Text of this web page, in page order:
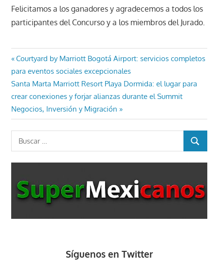
Felicitamos a los ganadores y agradecemos a todos los
participantes del Concurso y a los miembros del Jurado.
Navegación
de
entradas
Entrada
anterior:
Courtyard by Marriott Bogotá Airport: servicios completos
para eventos sociales excepcionales
Entrada
siguiente:
Santa Marta Marriott Resort Playa Dormida: el lugar para
crear conexiones y forjar alianzas durante el Summit
Negocios, Inversión y Migración
Buscar:
BUSCAR
Síguenos en Twitter